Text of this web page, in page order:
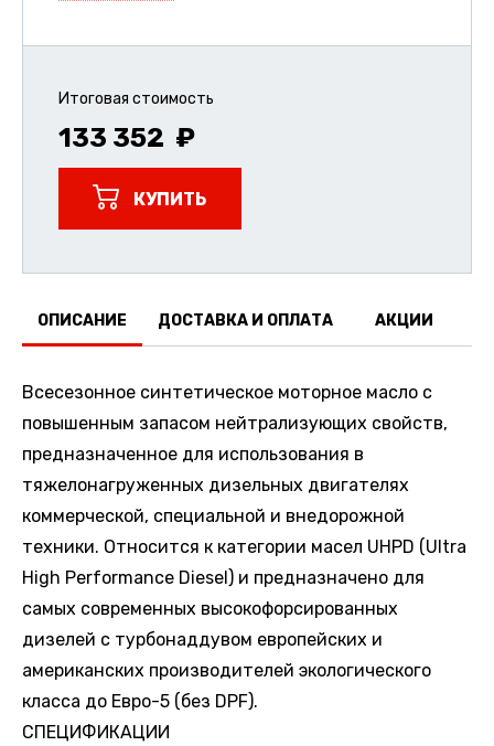
Итоговая стоимость
133 352
КУПИТЬ
ОПИСАНИЕ ДОСТАВКА И ОПЛАТА АКЦИИ
Всесезонное синтетическое моторное масло с
повышенным запасом нейтрализующих свойств,
предназначенное для использования в
тяжелонагруженных дизельных двигателях
коммерческой, специальной и внедорожной
техники. Относится к категории масел UHPD (Ultra
High Performance Diesel) и предназначено для
самых современных высокофорсированных
дизелей с турбонаддувом европейских и
американских производителей экологического
класса до Евро-5 (без DPF).
СПЕЦИФИКАЦИИ